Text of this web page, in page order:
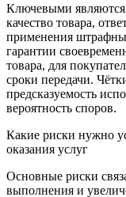
Ключевыми являются
качество товара,
применения
гарантии
товара, для
сроки передачи.
предсказуемость
вероятность споров.
Какие риски нужно
оказания услуг
Основные риски
выполнения и